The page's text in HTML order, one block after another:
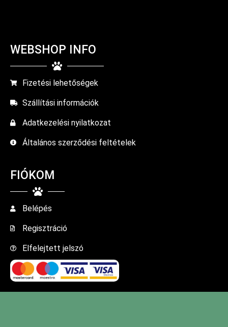
WEBSHOP INFO
Fizetési lehetőségek
Szállítási információk
Adatkezelési nyilatkozat
Általános szerződési feltételek
FIÓKOM
Belépés
Regisztráció
Elfelejtett jelszó